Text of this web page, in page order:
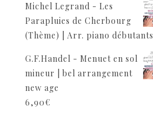
Michel Legrand - Les
Parapluies de Cherbourg
(Thème) | Arr. piano débutants
G.F.Handel - Menuet en sol
mineur | bel arrangement
new age
6,90€